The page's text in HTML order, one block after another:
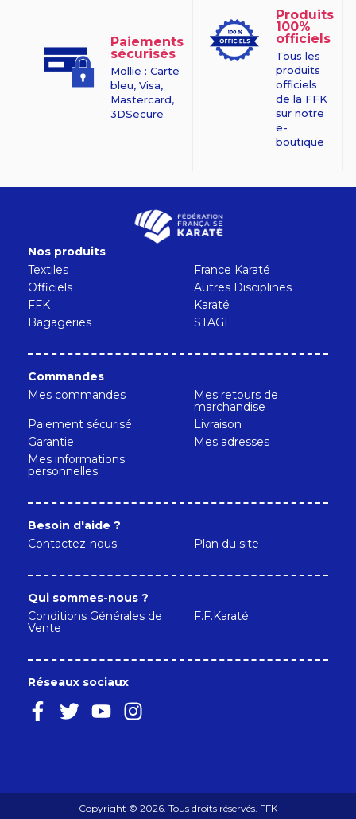
Paiements
sécurisés
Mollie : Carte
bleu, Visa,
Mastercard,
3DSecure
Produits
100%
officiels
Tous les
produits
officiels
de la FFK
sur notre
e-
boutique
Nos produits
Textiles
France Karaté
Officiels
Autres Disciplines
FFK
Karaté
Bagageries
STAGE
Commandes
Mes commandes
Mes retours de
marchandise
Paiement sécurisé
Livraison
Garantie
Mes adresses
Mes informations
personnelles
Besoin d'aide ?
Contactez-nous
Plan du site
Qui sommes-nous ?
Conditions Générales de
Vente
F.F.Karaté
Réseaux sociaux
Copyright © 2026. Tous droits réservés. FFK